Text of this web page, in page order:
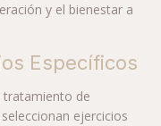
y el bienestar a
Específicos
tratamiento de
ejercicios